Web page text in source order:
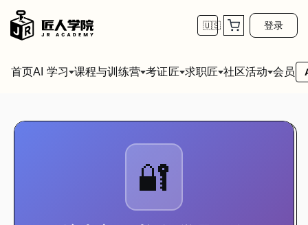
🇺🇸 登录
首页AI 学习 课程与训练营 考证匠 求职匠 社区活动 会员
🔐